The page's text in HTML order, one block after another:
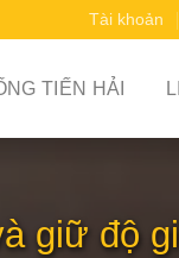
Tài khoản
TIẾN HẢI
giữ độ